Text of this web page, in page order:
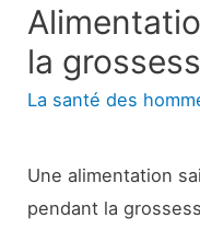
la
La santé des
Une alimentation
pendant la